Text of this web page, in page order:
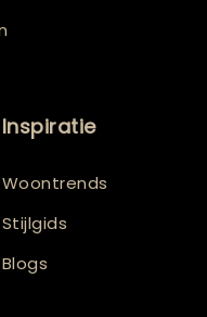
Inspiratie
Woontrends
Stijlgids
Blogs